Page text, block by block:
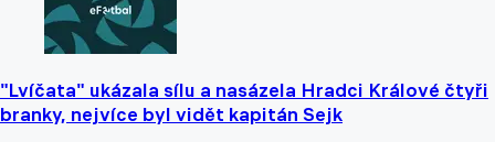
"Lvíčata" ukázala sílu a nasázela Hradci Králové čtyři
branky, nejvíce byl vidět kapitán Sejk